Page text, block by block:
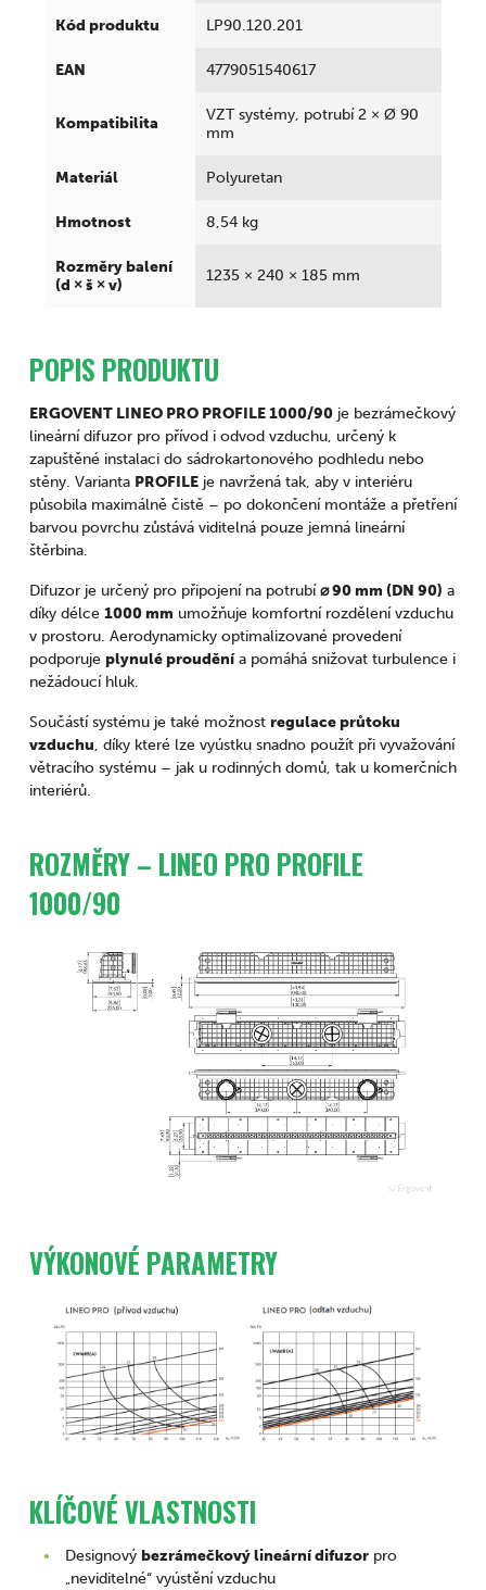
Kód produktu LP90.120.201
EAN 4779051540617
Kompatibilita
VZT systémy, potrubí 2 × Ø 90
mm
Materiál Polyuretan
Hmotnost 8,54 kg
Rozměry balení
(d × š × v)
1235 × 240 × 185 mm
POPIS PRODUKTU
ERGOVENT LINEO PRO PROFILE 1000/90 je bezrámečkový
lineární difuzor pro přívod i odvod vzduchu, určený k
zapuštěné instalaci do sádrokartonového podhledu nebo
stěny. Varianta PROFILE je navržená tak, aby v interiéru
působila maximálně čistě – po dokončení montáže a přetření
barvou povrchu zůstává viditelná pouze jemná lineární
štěrbina.
Difuzor je určený pro připojení na potrubí⌀ 90 mm (DN 90) a
díky délce 1000 mm umožňuje komfortní rozdělení vzduchu
v prostoru. Aerodynamicky optimalizované provedení
podporuje plynulé prouděnía pomáhá snižovat turbulence i
nežádoucí hluk.
Součástí systému je také možnost regulace průtoku
vzduchu, díky které lze vyústku snadno použít při vyvažování
větracího systému – jak u rodinných domů, tak u komerčních
interiérů.
ROZMĚRY – LINEO PRO PROFILE
1000/90
VÝKONOVÉ PARAMETRY
KLÍČOVÉ VLASTNOSTI
Designový bezrámečkový lineární difuzor pro
„neviditelné“ vyústění vzduchu